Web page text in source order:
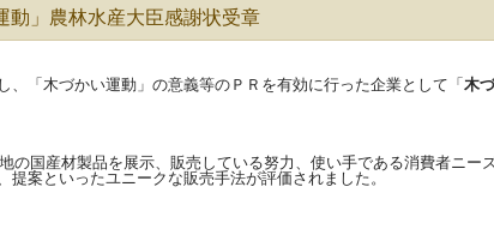
動」農林水産大臣感謝状受章
、「木づかい運動」の意義等のＰＲを有効に行った企業として「 木
国産材製品を展示、販売している努力、使い手である消費者ニー
案といったユニークな販売手法が評価されました。